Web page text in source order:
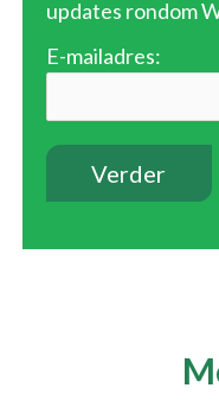
updates rondom
E-mailadres: